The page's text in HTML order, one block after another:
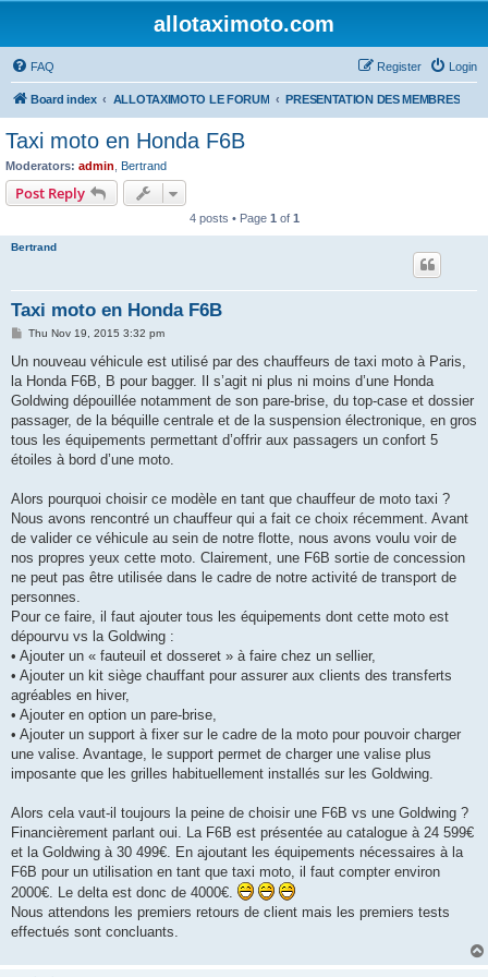
allotaximoto.com
FAQ Login
Register
Board index ALLOTAXIMOTO LE FORUM PRESENTATION DES MEMBRES
Taxi moto en Honda F6B
Moderators: admin Bertrand
Post Reply
4 posts • Page 1 of 1
Bertrand
Taxi moto en Honda F6B
P
s
Thu Nov 19, 2015 3:32 pm
Un nouveau véhicule est utilisé par des chauffeurs de taxi moto à Paris,
la Honda F6B, B pour bagger. Il s’agit ni plus ni moins d’une Honda
Goldwing dépouillée notamment de son pare-brise, du top-case et dossier
passager, de la béquille centrale et de la suspension électronique, en gros
tous les équipements permettant d’offrir aux passagers un confort 5
étoiles à bord d’une moto.
Alors pourquoi choisir ce modèle en tant que chauffeur de moto taxi ?
Nous avons rencontré un chauffeur qui a fait ce choix récemment. Avant
de valider ce véhicule au sein de notre flotte, nous avons voulu voir de
nos propres yeux cette moto. Clairement, une F6B sortie de concession
ne peut pas être utilisée dans le cadre de notre activité de transport de
personnes.
Pour ce faire, il faut ajouter tous les équipements dont cette moto est
dépourvu vs la Goldwing :
• Ajouter un « fauteuil et dosseret » à faire chez un sellier,
• Ajouter un kit siège chauffant pour assurer aux clients des transferts
agréables en hiver,
• Ajouter en option un pare-brise,
• Ajouter un support à fixer sur le cadre de la moto pour pouvoir charger
une valise. Avantage, le support permet de charger une valise plus
imposante que les grilles habituellement installés sur les Goldwing.
Alors cela vaut-il toujours la peine de choisir une F6B vs une Goldwing ?
Financièrement parlant oui. La F6B est présentée au catalogue à 24 599€
et la Goldwing à 30 499€. En ajoutant les équipements nécessaires à la
F6B pour un utilisation en tant que taxi moto, il faut compter environ
2000€. Le delta est donc de 4000€.
Nous attendons les premiers retours de client mais les premiers tests
effectués sont concluants.